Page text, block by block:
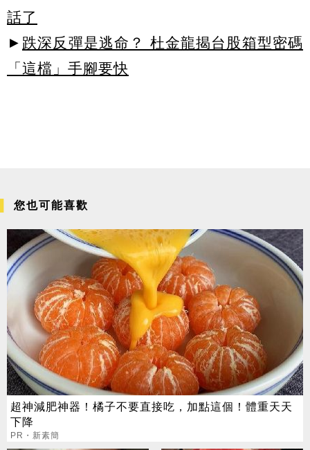
話了
► 跌深反彈是逃命？ 杜金龍揭台股箱型密碼
「這檔」手腳要快
您也可能喜歡
超神減肥神器！橘子不要直接吃，加點這個！體重天天
下降
PR・新素簡